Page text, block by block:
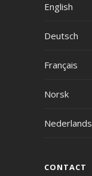
English
Deutsch
Français
Norsk
Nederlands
CONTACT